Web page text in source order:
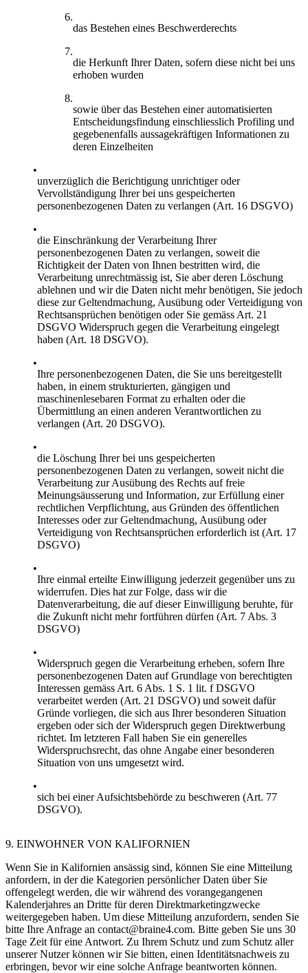
das Bestehen eines Beschwerderechts
die Herkunft Ihrer Daten, sofern diese nicht bei uns
erhoben wurden
sowie über das Bestehen einer automatisierten
Entscheidungsfindung einschliesslich Profiling und
gegebenenfalls aussagekräftigen Informationen zu
deren Einzelheiten
unverzüglich die Berichtigung unrichtiger oder
Vervollständigung Ihrer bei uns gespeicherten
personenbezogenen Daten zu verlangen (Art. 16 DSGVO)
die Einschränkung der Verarbeitung Ihrer
personenbezogenen Daten zu verlangen, soweit die
Richtigkeit der Daten von Ihnen bestritten wird, die
Verarbeitung unrechtmässig ist, Sie aber deren Löschung
ablehnen und wir die Daten nicht mehr benötigen, Sie jedoch
diese zur Geltendmachung, Ausübung oder Verteidigung von
Rechtsansprüchen benötigen oder Sie gemäss Art. 21
DSGVO Widerspruch gegen die Verarbeitung eingelegt
haben (Art. 18 DSGVO).
Ihre personenbezogenen Daten, die Sie uns bereitgestellt
haben, in einem strukturierten, gängigen und
maschinenlesebaren Format zu erhalten oder die
Übermittlung an einen anderen Verantwortlichen zu
verlangen (Art. 20 DSGVO).
die Löschung Ihrer bei uns gespeicherten
personenbezogenen Daten zu verlangen, soweit nicht die
Verarbeitung zur Ausübung des Rechts auf freie
Meinungsäusserung und Information, zur Erfüllung einer
rechtlichen Verpflichtung, aus Gründen des öffentlichen
Interesses oder zur Geltendmachung, Ausübung oder
Verteidigung von Rechtsansprüchen erforderlich ist (Art. 17
DSGVO)
Ihre einmal erteilte Einwilligung jederzeit gegenüber uns zu
widerrufen. Dies hat zur Folge, dass wir die
Datenverarbeitung, die auf dieser Einwilligung beruhte, für
die Zukunft nicht mehr fortführen dürfen (Art. 7 Abs. 3
DSGVO)
Widerspruch gegen die Verarbeitung erheben, sofern Ihre
personenbezogenen Daten auf Grundlage von berechtigten
Interessen gemäss Art. 6 Abs. 1 S. 1 lit. f DSGVO
verarbeitet werden (Art. 21 DSGVO) und soweit dafür
Gründe vorliegen, die sich aus Ihrer besonderen Situation
ergeben oder sich der Widerspruch gegen Direktwerbung
richtet. Im letzteren Fall haben Sie ein generelles
Widerspruchsrecht, das ohne Angabe einer besonderen
Situation von uns umgesetzt wird.
sich bei einer Aufsichtsbehörde zu beschweren (Art. 77
DSGVO).
9. EINWOHNER VON KALIFORNIEN
Wenn Sie in Kalifornien ansässig sind, können Sie eine Mitteilung
anfordern, in der die Kategorien persönlicher Daten über Sie
offengelegt werden, die wir während des vorangegangenen
Kalenderjahres an Dritte für deren Direktmarketingzwecke
weitergegeben haben. Um diese Mitteilung anzufordern, senden Sie
bitte Ihre Anfrage an contact@braine4.com. Bitte geben Sie uns 30
Tage Zeit für eine Antwort. Zu Ihrem Schutz und zum Schutz aller
unserer Nutzer können wir Sie bitten, einen Identitätsnachweis zu
erbringen, bevor wir eine solche Anfrage beantworten können.